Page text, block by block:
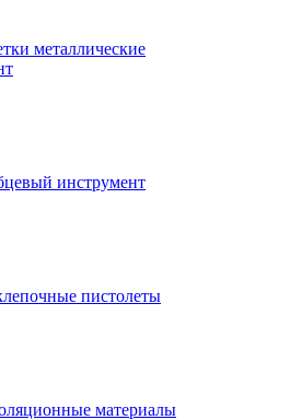
металлические
инструмент
пистолеты
материалы